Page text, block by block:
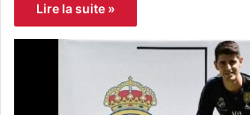
Lire la suite »